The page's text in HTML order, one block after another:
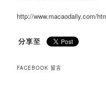
http://www.macaodaily.com/
FACEBOOK 留言